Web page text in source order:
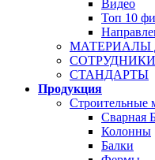
Видео
Топ 10
МАТЕРИАЛЫ
СОТРУДНИКИ
СТАНДАРТЫ
Продукция
Строительные
Сварная
Колонны
Балки